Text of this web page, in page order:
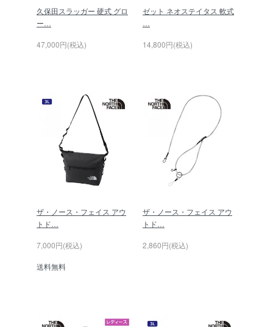
久保田スラッガー 硬式 グロ
ー…
47,000円(税込)
ゼット ネオステイタス 軟式
…
14,800円(税込)
ザ・ノース・フェイス アウ
トド…
7,000円(税込)
送料無料
ザ・ノース・フェイス アウ
トド…
2,860円(税込)